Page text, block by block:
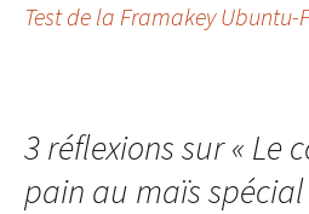
des
Test de la Framakey Ubuntu-
3 réflexions sur « Le
pain au maïs spécial